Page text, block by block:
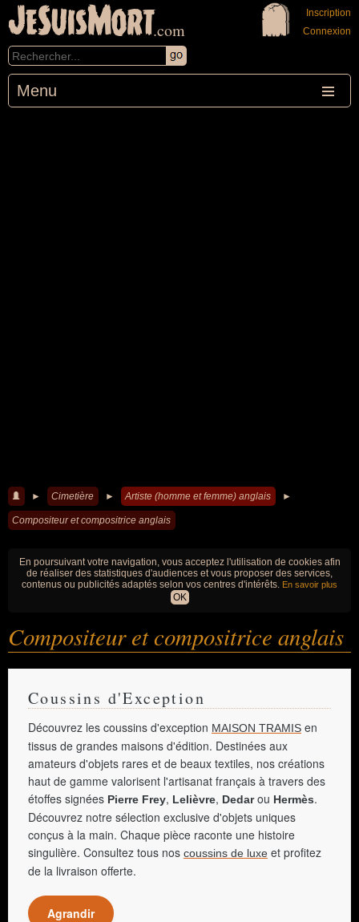
JeSuisMort.com
Menu
Inscription
Connexion
► Cimetière ► Artiste (homme et femme) anglais ►
Compositeur et compositrice anglais
En poursuivant votre navigation, vous acceptez l'utilisation de cookies afin
de réaliser des statistiques d'audiences et vous proposer des services,
contenus ou publicités adaptés selon vos centres d'intérêts. En savoir plus
OK
Compositeur et compositrice anglais
Coussins d'Exception
Découvrez les coussins d'exception MAISON TRAMIS en
tissus de grandes maisons d'édition. Destinées aux
amateurs d'objets rares et de beaux textiles, nos créations
haut de gamme valorisent l'artisanat français à travers des
étoffes signées Pierre Frey, Lelièvre, Dedarou Hermès.
Découvrez notre sélection exclusive d'objets uniques
conçus à la main. Chaque pièce raconte une histoire
singulière. Consultez tous nos coussins de luxe et profitez
de la livraison offerte.
Agrandir